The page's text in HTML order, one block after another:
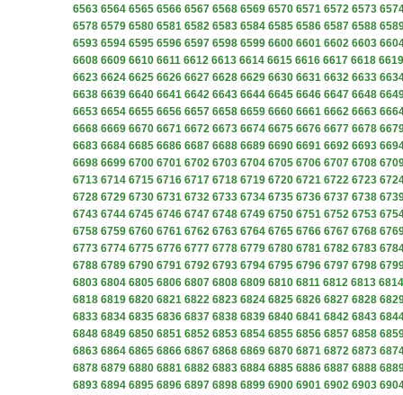
6563 6564 6565 6566 6567 6568 6569 6570 6571 6572 6573
6578 6579 6580 6581 6582 6583 6584 6585 6586 6587 6588
6593 6594 6595 6596 6597 6598 6599 6600 6601 6602 6603
6608 6609 6610 6611 6612 6613 6614 6615 6616 6617 6618 6619
6623 6624 6625 6626 6627 6628 6629 6630 6631 6632 6633
6638 6639 6640 6641 6642 6643 6644 6645 6646 6647 6648
6653 6654 6655 6656 6657 6658 6659 6660 6661 6662 6663
6668 6669 6670 6671 6672 6673 6674 6675 6676 6677 6678
6683 6684 6685 6686 6687 6688 6689 6690 6691 6692 6693
6698 6699 6700 6701 6702 6703 6704 6705 6706 6707 6708
6713 6714 6715 6716 6717 6718 6719 6720 6721 6722 6723
6728 6729 6730 6731 6732 6733 6734 6735 6736 6737 6738
6743 6744 6745 6746 6747 6748 6749 6750 6751 6752 6753
6758 6759 6760 6761 6762 6763 6764 6765 6766 6767 6768
6773 6774 6775 6776 6777 6778 6779 6780 6781 6782 6783
6788 6789 6790 6791 6792 6793 6794 6795 6796 6797 6798
6803 6804 6805 6806 6807 6808 6809 6810 6811 6812 6813 6814
6818 6819 6820 6821 6822 6823 6824 6825 6826 6827 6828
6833 6834 6835 6836 6837 6838 6839 6840 6841 6842 6843
6848 6849 6850 6851 6852 6853 6854 6855 6856 6857 6858
6863 6864 6865 6866 6867 6868 6869 6870 6871 6872 6873
6878 6879 6880 6881 6882 6883 6884 6885 6886 6887 6888
6893 6894 6895 6896 6897 6898 6899 6900 6901 6902 6903